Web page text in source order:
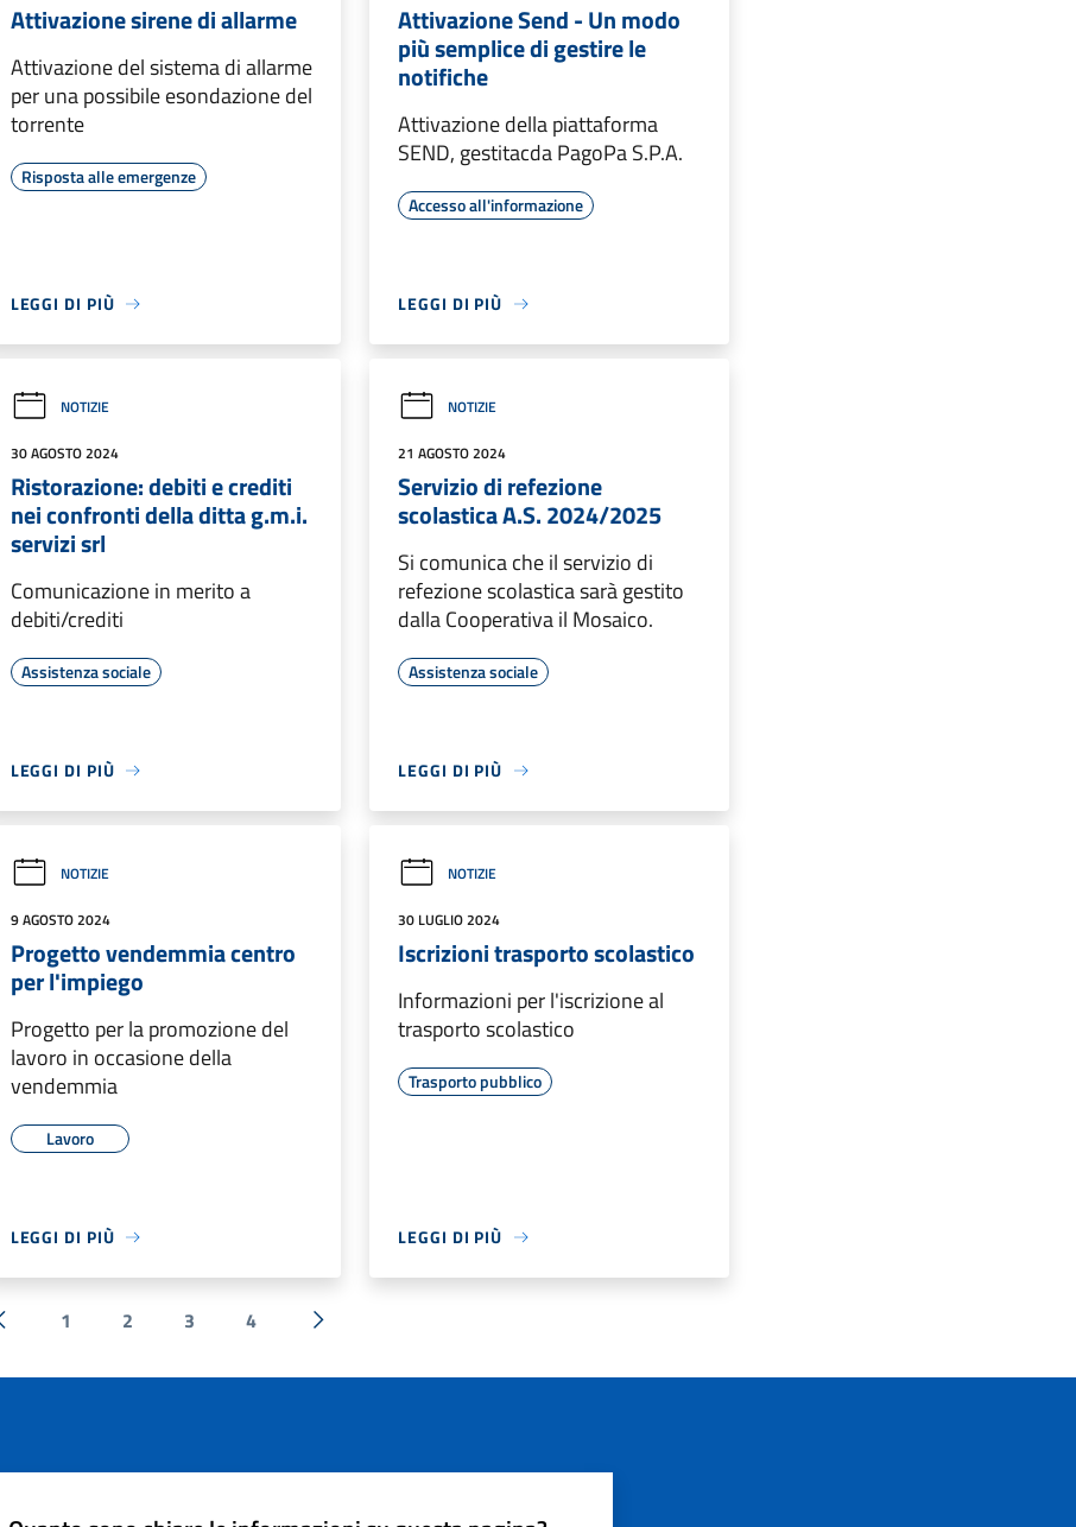
Attivazione sirene di allarme
Attivazione del sistema di allarme
per una possibile esondazione del
torrente
Risposta alle emergenze
LEGGI DI PIÙ
Attivazione Send - Un modo
più semplice di gestire le
notifiche
Attivazione della piattaforma
SEND, gestitacda PagoPa S.P.A.
Accesso all'informazione
LEGGI DI PIÙ
NOTIZIE
30 AGOSTO 2024
Ristorazione: debiti e crediti
nei confronti della ditta g.m.i.
servizi srl
Comunicazione in merito a
debiti/crediti
Assistenza sociale
LEGGI DI PIÙ
NOTIZIE
21 AGOSTO 2024
Servizio di refezione
scolastica A.S. 2024/2025
Si comunica che il servizio di
refezione scolastica sarà gestito
dalla Cooperativa il Mosaico.
Assistenza sociale
LEGGI DI PIÙ
NOTIZIE
9 AGOSTO 2024
Progetto vendemmia centro
per l'impiego
Progetto per la promozione del
lavoro in occasione della
vendemmia
Lavoro
LEGGI DI PIÙ
NOTIZIE
30 LUGLIO 2024
Iscrizioni trasporto scolastico
Informazioni per l'iscrizione al
trasporto scolastico
Trasporto pubblico
LEGGI DI PIÙ
« Precedente
1 2 3 4
Successiva »